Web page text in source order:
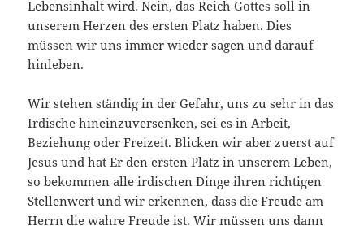
Lebensinhalt wird. Nein, das Reich Gottes soll in
unserem Herzen des ersten Platz haben. Dies
müssen wir uns immer wieder sagen und darauf
hinleben.
Wir stehen ständig in der Gefahr, uns zu sehr in das
Irdische hineinzuversenken, sei es in Arbeit,
Beziehung oder Freizeit. Blicken wir aber zuerst auf
Jesus und hat Er den ersten Platz in unserem Leben,
so bekommen alle irdischen Dinge ihren richtigen
Stellenwert und wir erkennen, dass die Freude am
Herrn die wahre Freude ist. Wir müssen uns dann